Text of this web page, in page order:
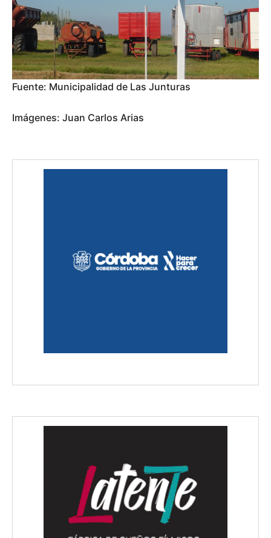
Fuente: Municipalidad de Las Junturas
Imágenes: Juan Carlos Arias